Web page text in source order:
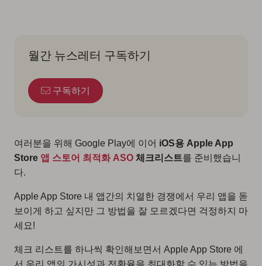
월간 뉴스레터 구독하기
구독하기
여러분을 위해 Google Play에 이어 iOS용 Apple App
Store 앱 스토어 최적화 ASO 체크리스트를 준비했습니
다.
Apple App Store 내 앱간의 치열한 경쟁에서 우리 앱을 돋
보이게 하고 싶지만 그 방법을 잘 모르겠다면 걱정하지 마
세요!
체크 리스트를 하나씩 확인해보면서 Apple App Store 에